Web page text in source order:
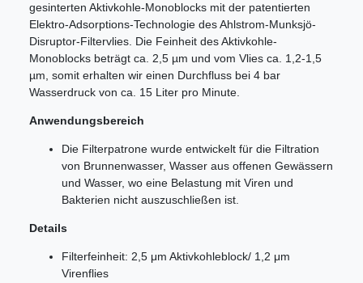
gesinterten Aktivkohle-Monoblocks mit der patentierten
Elektro-Adsorptions-Technologie des Ahlstrom-Munksjö-
Disruptor-Filtervlies. Die Feinheit des Aktivkohle-
Monoblocks beträgt ca. 2,5 µm und vom Vlies ca. 1,2-1,5
µm, somit erhalten wir einen Durchfluss bei 4 bar
Wasserdruck von ca. 15 Liter pro Minute.
Anwendungsbereich
Die Filterpatrone wurde entwickelt für die Filtration
von Brunnenwasser, Wasser aus offenen Gewässern
und Wasser, wo eine Belastung mit Viren und
Bakterien nicht auszuschließen ist.
Details
Filterfeinheit: 2,5 μm Aktivkohleblock/ 1,2 μm
Virenflies